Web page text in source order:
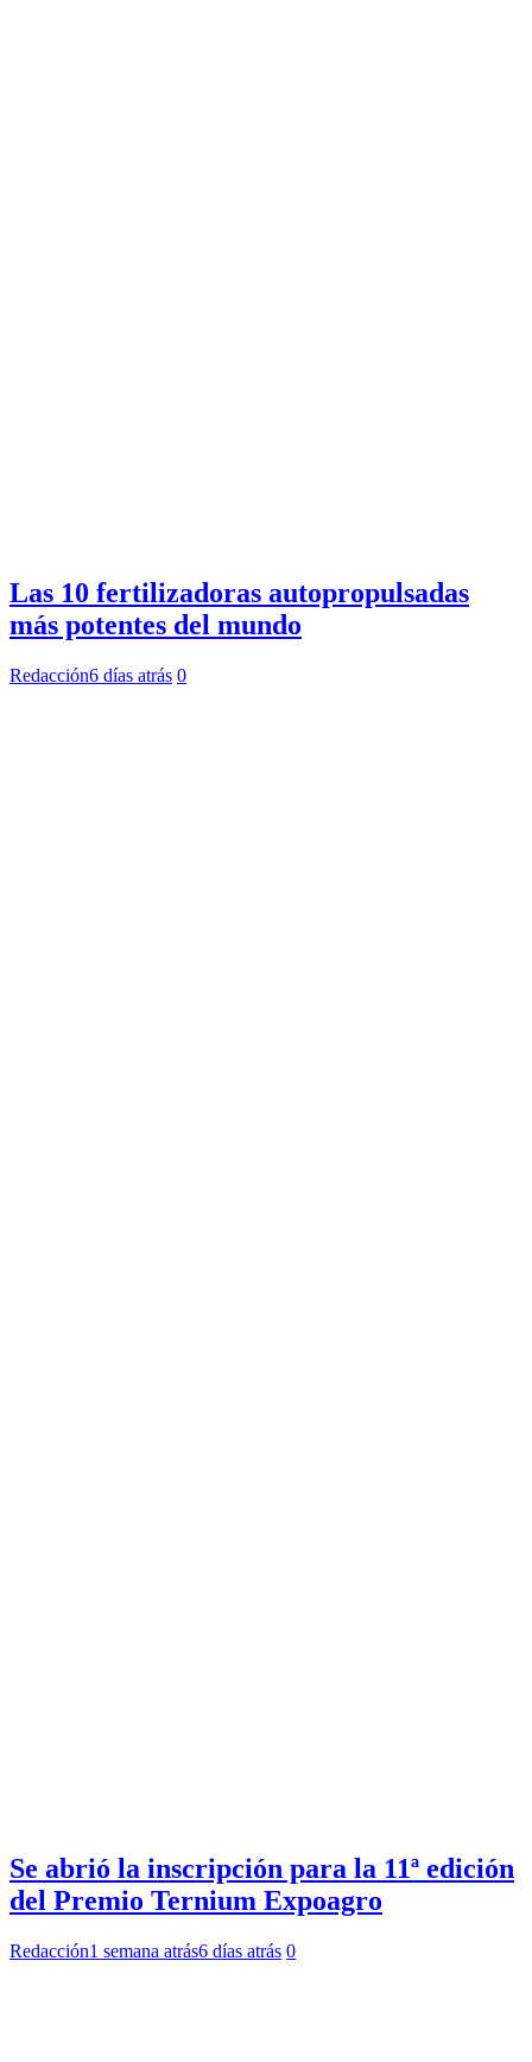
Las 10 fertilizadoras autopropulsadas
más potentes del mundo
Redacción6 días atrás 0
Se abrió la inscripción para la 11ª edición
del Premio Ternium Expoagro
Redacción1 semana atrás6 días atrás 0